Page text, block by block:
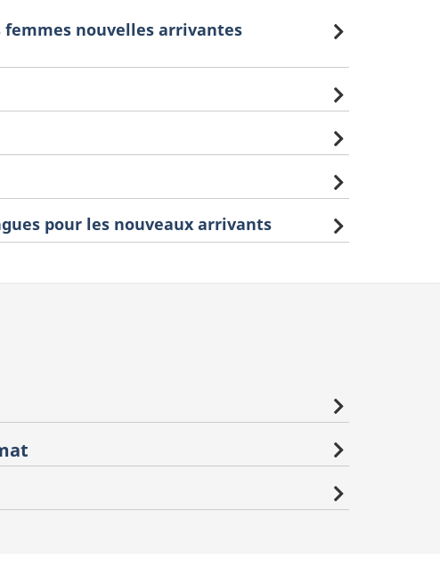
femmes nouvelles arrivantes
pour les nouveaux arrivants